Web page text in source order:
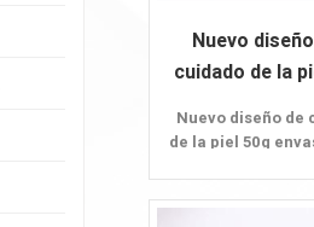
Nuevo
cuidado de la
Nuevo diseño de
de la piel 50g
forma de